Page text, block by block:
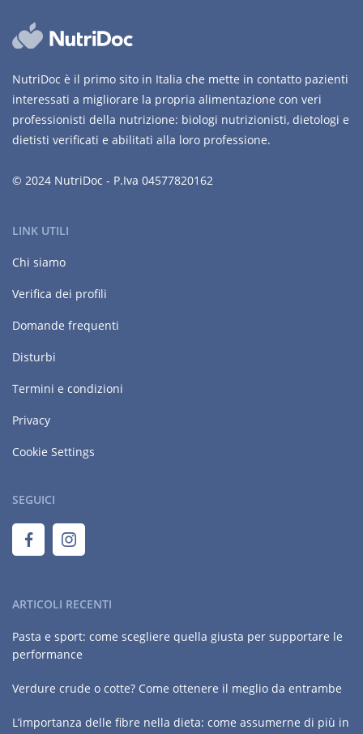
NutriDoc è il primo sito in Italia che mette in contatto pazienti
interessati a migliorare la propria alimentazione con veri
professionisti della nutrizione: biologi nutrizionisti, dietologi e
dietisti verificati e abilitati alla loro professione.
© 2024 NutriDoc - P.Iva 04577820162
LINK UTILI
Chi siamo
Verifica dei profili
Domande frequenti
Disturbi
Termini e condizioni
Privacy
Cookie Settings
SEGUICI
ARTICOLI RECENTI
Pasta e sport: come scegliere quella giusta per supportare le
performance
Verdure crude o cotte? Come ottenere il meglio da entrambe
L’importanza delle fibre nella dieta: come assumerne di più in